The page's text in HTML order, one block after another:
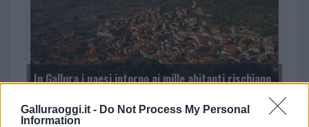
Galluraoggi.it - Do Not Process My Personal
Information
In Gallura i paesi intorno ai mille abitanti rischiano